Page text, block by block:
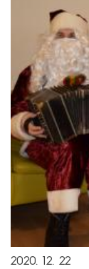
2020. 12. 22